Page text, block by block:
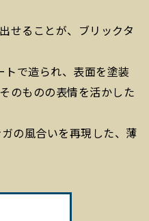
せることが、ブリックタ
で造られ、表面を塗装
のものの表情を活かした
の風合いを再現した、薄